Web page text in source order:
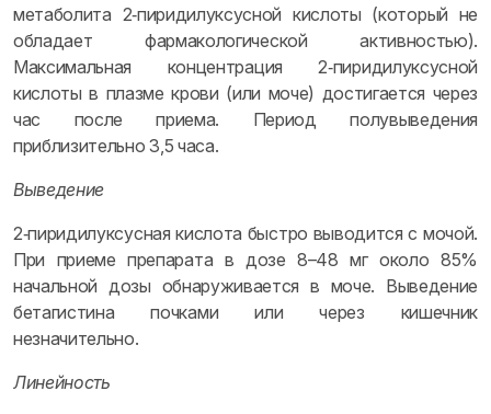
метаболита 2‑пиридилуксусной кислоты (который не
обладает фармакологической активностью).
Максимальная концентрация 2‑пиридилуксусной
кислоты в плазме крови (или моче) достигается через
час после приема. Период полувыведения
приблизительно 3,5 часа.
Выведение
2‑пиридилуксусная кислота быстро выводится с мочой.
При приеме препарата в дозе 8–48 мг около 85%
начальной дозы обнаруживается в моче. Выведение
бетагистина почками или через кишечник
незначительно.
Линейность